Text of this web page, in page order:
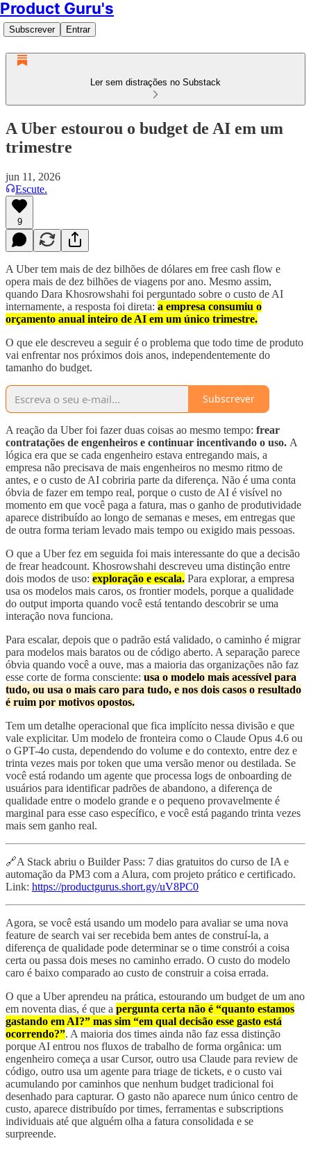
Product Guru's
Subscrever Entrar
Ler sem distrações no Substack
A Uber estourou o budget de AI em um
trimestre
jun 11, 2026
Escute.
9
A Uber tem mais de dez bilhões de dólares em free cash flow e
opera mais de dez bilhões de viagens por ano. Mesmo assim,
quando Dara Khosrowshahi foi perguntado sobre o custo de AI
internamente, a resposta foi direta: a empresa consumiu o
orçamento anual inteiro de AI em um único trimestre.
O que ele descreveu a seguir é o problema que todo time de produto
vai enfrentar nos próximos dois anos, independentemente do
tamanho do budget.
Subscrever
A reação da Uber foi fazer duas coisas ao mesmo tempo: frear
contratações de engenheiros e continuar incentivando o uso. A
lógica era que se cada engenheiro estava entregando mais, a
empresa não precisava de mais engenheiros no mesmo ritmo de
antes, e o custo de AI cobriria parte da diferença. Não é uma conta
óbvia de fazer em tempo real, porque o custo de AI é visível no
momento em que você paga a fatura, mas o ganho de produtividade
aparece distribuído ao longo de semanas e meses, em entregas que
de outra forma teriam levado mais tempo ou exigido mais pessoas.
O que a Uber fez em seguida foi mais interessante do que a decisão
de frear headcount. Khosrowshahi descreveu uma distinção entre
dois modos de uso: exploração e escala. Para explorar, a empresa
usa os modelos mais caros, os frontier models, porque a qualidade
do output importa quando você está tentando descobrir se uma
interação nova funciona.
Para escalar, depois que o padrão está validado, o caminho é migrar
para modelos mais baratos ou de código aberto. A separação parece
óbvia quando você a ouve, mas a maioria das organizações não faz
esse corte de forma consciente: usa o modelo mais acessível para
tudo, ou usa o mais caro para tudo, e nos dois casos o resultado
é ruim por motivos opostos.
Tem um detalhe operacional que fica implícito nessa divisão e que
vale explicitar. Um modelo de fronteira como o Claude Opus 4.6 ou
o GPT-4o custa, dependendo do volume e do contexto, entre dez e
trinta vezes mais por token que uma versão menor ou destilada. Se
você está rodando um agente que processa logs de onboarding de
usuários para identificar padrões de abandono, a diferença de
qualidade entre o modelo grande e o pequeno provavelmente é
marginal para esse caso específico, e você está pagando trinta vezes
mais sem ganho real.
🔗A Stack abriu o Builder Pass: 7 dias gratuitos do curso de IA e
automação da PM3 com a Alura, com projeto prático e certificado.
Link: https://productgurus.short.gy/uV8PC0
Agora, se você está usando um modelo para avaliar se uma nova
feature de search vai ser recebida bem antes de construí-la, a
diferença de qualidade pode determinar se o time constrói a coisa
certa ou passa dois meses no caminho errado. O custo do modelo
caro é baixo comparado ao custo de construir a coisa errada.
O que a Uber aprendeu na prática, estourando um budget de um ano
em noventa dias, é que a pergunta certa não é “quanto estamos
gastando em AI?” mas sim “em qual decisão esse gasto está
ocorrendo?”. A maioria dos times ainda não faz essa distinção
porque AI entrou nos fluxos de trabalho de forma orgânica: um
engenheiro começa a usar Cursor, outro usa Claude para review de
código, outro usa um agente para triage de tickets, e o custo vai
acumulando por caminhos que nenhum budget tradicional foi
desenhado para capturar. O gasto não aparece num único centro de
custo, aparece distribuído por times, ferramentas e subscriptions
individuais até que alguém olha a fatura consolidada e se
surpreende.